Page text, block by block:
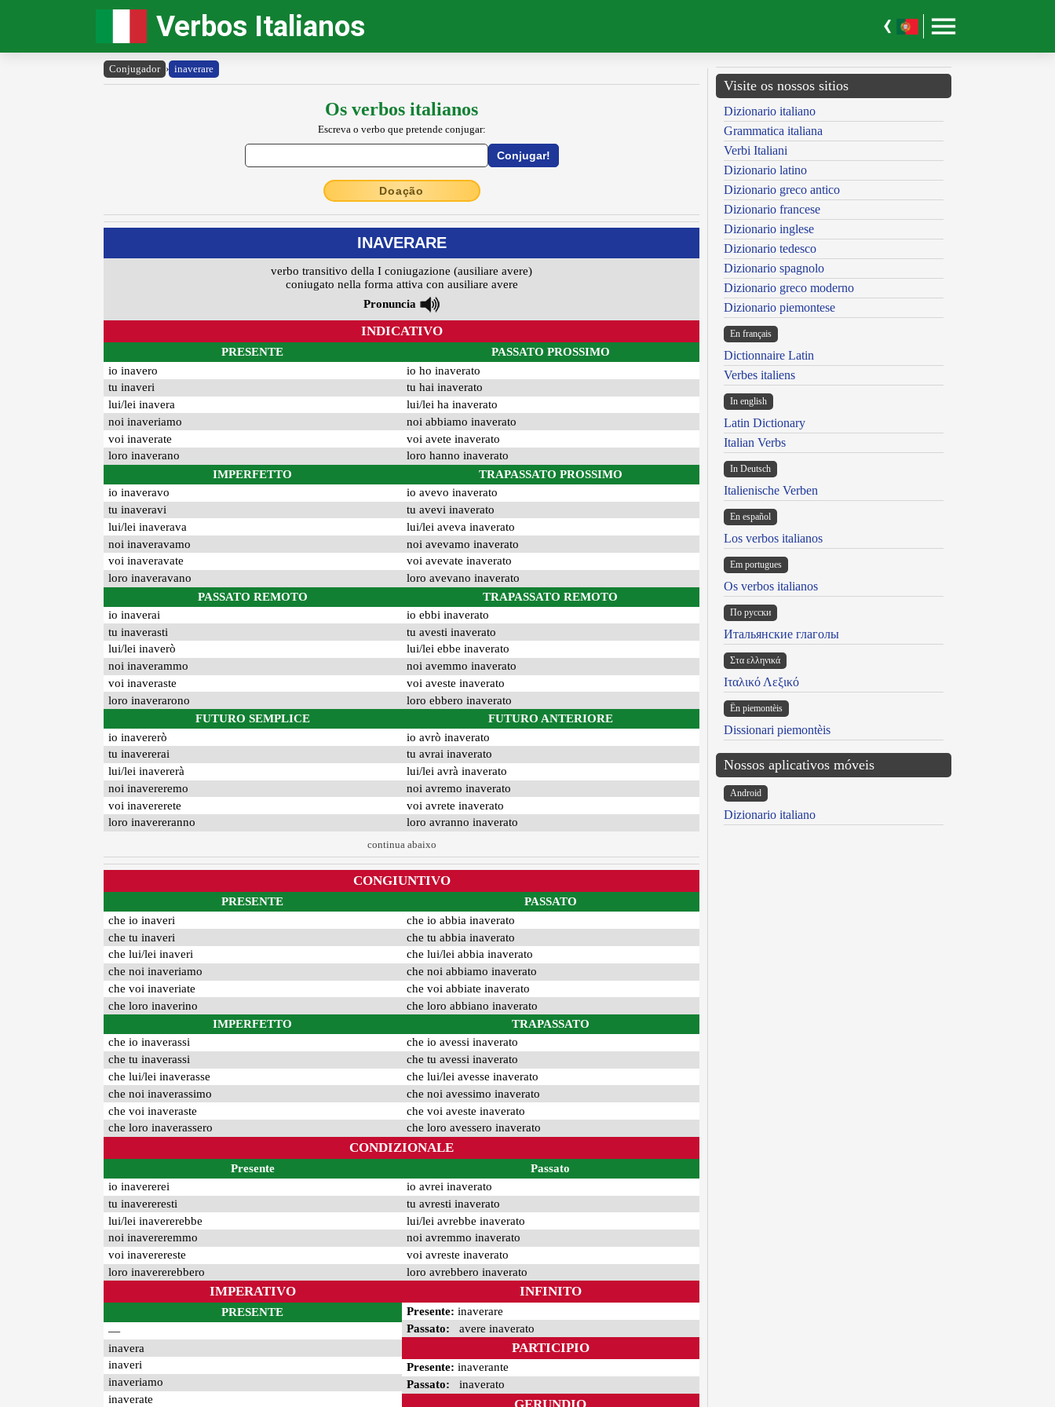
Verbos Italianos
Conjugador › inaverare
Os verbos italianos
Escreva o verbo que pretende conjugar:
Doação
INAVERARE
verbo transitivo della I coniugazione (ausiliare avere)
coniugato nella forma attiva con ausiliare avere
Pronuncia
INDICATIVO
PRESENTE
io inavero
tu inaveri
lui/lei inavera
noi inaveriamo
voi inaverate
loro inaverano
IMPERFETTO
io inaveravo
tu inaveravi
lui/lei inaverava
noi inaveravamo
voi inaveravate
loro inaveravano
PASSATO REMOTO
io inaverai
tu inaverasti
lui/lei inaverò
noi inaverammo
voi inaveraste
loro inaverarono
FUTURO SEMPLICE
io inavererò
tu inavererai
lui/lei inavererà
noi inavereremo
voi inavererete
loro inavereranno
PASSATO PROSSIMO
io ho inaverato
tu hai inaverato
lui/lei ha inaverato
noi abbiamo inaverato
voi avete inaverato
loro hanno inaverato
TRAPASSATO PROSSIMO
io avevo inaverato
tu avevi inaverato
lui/lei aveva inaverato
noi avevamo inaverato
voi avevate inaverato
loro avevano inaverato
TRAPASSATO REMOTO
io ebbi inaverato
tu avesti inaverato
lui/lei ebbe inaverato
noi avemmo inaverato
voi aveste inaverato
loro ebbero inaverato
FUTURO ANTERIORE
io avrò inaverato
tu avrai inaverato
lui/lei avrà inaverato
noi avremo inaverato
voi avrete inaverato
loro avranno inaverato
continua abaixo
CONGIUNTIVO
PRESENTE
che io inaveri
che tu inaveri
che lui/lei inaveri
che noi inaveriamo
che voi inaveriate
che loro inaverino
IMPERFETTO
che io inaverassi
che tu inaverassi
che lui/lei inaverasse
che noi inaverassimo
che voi inaveraste
che loro inaverassero
PASSATO
che io abbia inaverato
che tu abbia inaverato
che lui/lei abbia inaverato
che noi abbiamo inaverato
che voi abbiate inaverato
che loro abbiano inaverato
TRAPASSATO
che io avessi inaverato
che tu avessi inaverato
che lui/lei avesse inaverato
che noi avessimo inaverato
che voi aveste inaverato
che loro avessero inaverato
CONDIZIONALE
Presente
io inavererei
tu inavereresti
lui/lei inavererebbe
noi inavereremmo
voi inaverereste
loro inavererebbero
Passato
io avrei inaverato
tu avresti inaverato
lui/lei avrebbe inaverato
noi avremmo inaverato
voi avreste inaverato
loro avrebbero inaverato
IMPERATIVO
PRESENTE
—
inavera
inaveri
inaveriamo
inaverate
INFINITO
Presente: inaverare
Passato: avere inaverato
PARTICIPIO
Presente: inaverante
Passato: inaverato
GERUNDIO
Visite os nossos sitios
Dizionario italiano
Grammatica italiana
Verbi Italiani
Dizionario latino
Dizionario greco antico
Dizionario francese
Dizionario inglese
Dizionario tedesco
Dizionario spagnolo
Dizionario greco moderno
Dizionario piemontese
En français
Dictionnaire Latin
Verbes italiens
In english
Latin Dictionary
Italian Verbs
In Deutsch
Italienische Verben
En español
Los verbos italianos
Em portugues
Os verbos italianos
По русски
Итальянские глаголы
Στα ελληνικά
Ιταλικό Λεξικό
Ën piemontèis
Dissionari piemontèis
Nossos aplicativos móveis
Android
Dizionario italiano